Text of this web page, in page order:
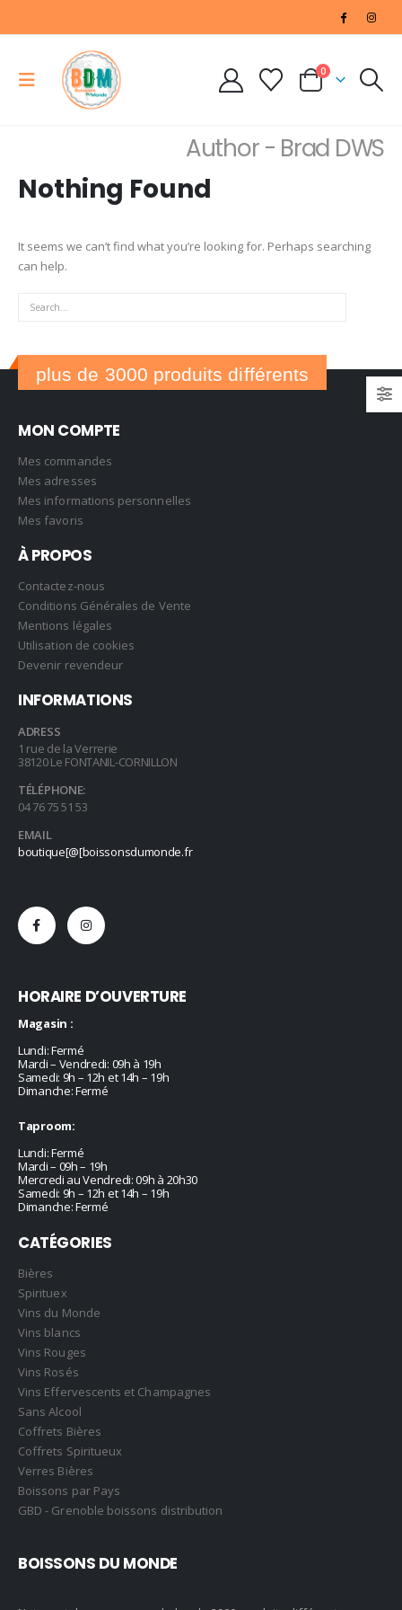
0
Author - Brad DWS
Nothing Found
It seems we can’t find what you’re looking for. Perhaps searching
can help.
plus de 3000 produits différents
MON COMPTE
Mes commandes
Mes adresses
Mes informations personnelles
Mes favoris
À PROPOS
Contactez-nous
Conditions Générales de Vente
Mentions légales
Utilisation de cookies
Devenir revendeur
INFORMATIONS
ADRESS
1 rue de la Verrerie
38120 Le FONTANIL-CORNILLON
TÉLÉPHONE:
04 76 75 51 53
EMAIL
boutique[@[boissonsdumonde.fr
HORAIRE D’OUVERTURE
Magasin :
Lundi: Fermé
Mardi – Vendredi: 09h à 19h
Samedi: 9h – 12h et 14h – 19h
Dimanche: Fermé
Taproom:
Lundi: Fermé
Mardi – 09h – 19h
Mercredi au Vendredi: 09h à 20h30
Samedi: 9h – 12h et 14h – 19h
Dimanche: Fermé
CATÉGORIES
Bières
Spirituex
Vins du Monde
Vins blancs
Vins Rouges
Vins Rosés
Vins Effervescents et Champagnes
Sans Alcool
Coffrets Bières
Coffrets Spiritueux
Verres Bières
Boissons par Pays
GBD - Grenoble boissons distribution
BOISSONS DU MONDE